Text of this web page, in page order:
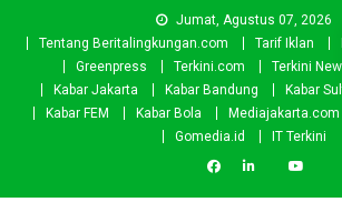
Jumat, Agustus 07, 2026
Tentang Beritalingkungan.com
Tarif Iklan
Greenpress
Terkini.com Terkini
Kabar Jakarta
Kabar Bandung Kabar
Kabar FEM
Kabar Bola Mediajakarta.com
Gomedia.id
IT Terkini